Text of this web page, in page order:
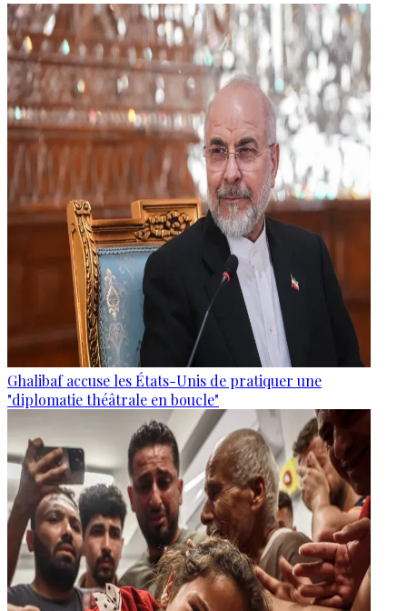
Ghalibaf accuse les États-Unis de pratiquer une
"diplomatie théâtrale en boucle"